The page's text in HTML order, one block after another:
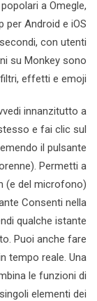
a Omegle,
per Android e iOS
con utenti
su Monkey sono
effetti e emoji.
innanzitutto a
e fai clic sul
il pulsante
Permetti a
(e del microfono)
Consenti nella
qualche istante
Puoi anche fare
tempo reale. Una
le funzioni di
elementi dei